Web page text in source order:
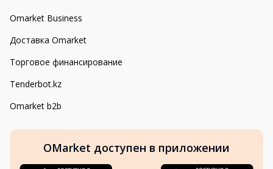
Omarket Business
Доставка Omarket
Торговое финансирование
Tenderbot.kz
Omarket b2b
OMarket доступен в приложении